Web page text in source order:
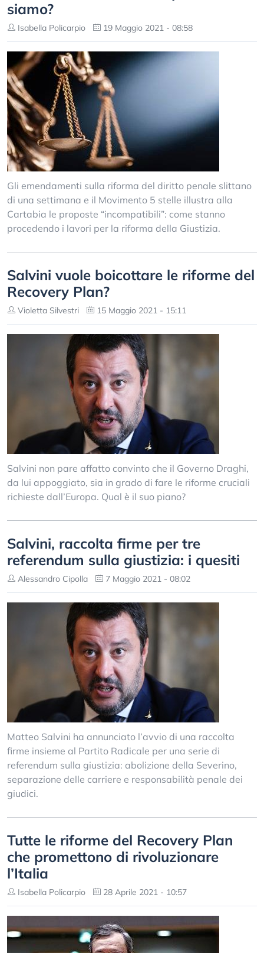
siamo?
Isabella Policarpio 19 Maggio 2021 - 08:58
Gli emendamenti sulla riforma del diritto penale slittano
di una settimana e il Movimento 5 stelle illustra alla
Cartabia le proposte “incompatibili”: come stanno
procedendo i lavori per la riforma della Giustizia.
Salvini vuole boicottare le riforme del
Recovery Plan?
Violetta Silvestri 15 Maggio 2021 - 15:11
Salvini non pare affatto convinto che il Governo Draghi,
da lui appoggiato, sia in grado di fare le riforme cruciali
richieste dall’Europa. Qual è il suo piano?
Salvini, raccolta firme per tre
referendum sulla giustizia: i quesiti
Alessandro Cipolla 7 Maggio 2021 - 08:02
Matteo Salvini ha annunciato l’avvio di una raccolta
firme insieme al Partito Radicale per una serie di
referendum sulla giustizia: abolizione della Severino,
separazione delle carriere e responsabilità penale dei
giudici.
Tutte le riforme del Recovery Plan
che promettono di rivoluzionare
l’Italia
Isabella Policarpio 28 Aprile 2021 - 10:57